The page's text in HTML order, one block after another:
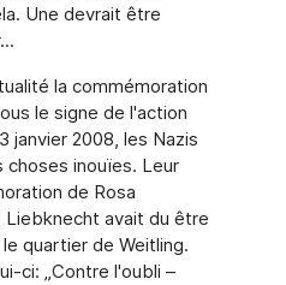
Une devrait être
la commémoration
le signe de l'action
janvier 2008, les Nazis
inouïes. Leur
de Rosa
avait du être
quartier de Weitling.
ci: „Contre l'oubli –